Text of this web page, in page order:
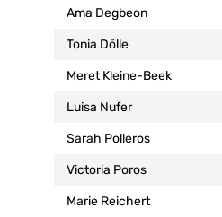
Ama Degbeon
Tonia Dölle
Meret Kleine-Beek
Luisa Nufer
Sarah Polleros
Victoria Poros
Marie Reichert